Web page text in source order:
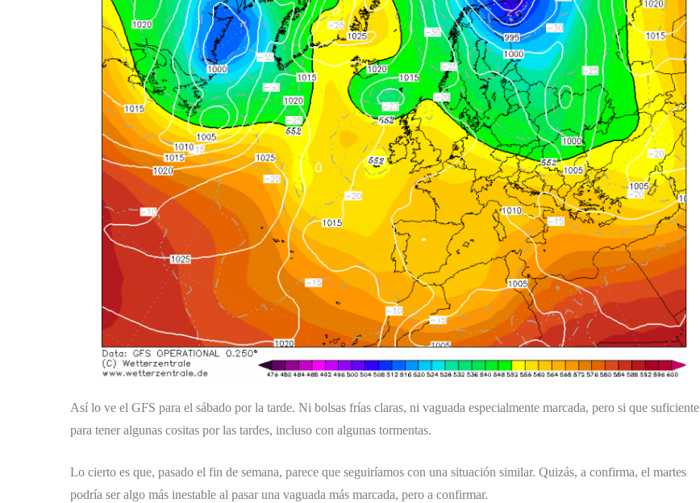
Así lo ve el GFS para el sábado por la tarde. Ni bolsas frías claras, ni vaguada especialmente marcada, pero si que suficiente
para tener algunas cositas por las tardes, incluso con algunas tormentas.
Lo cierto es que, pasado el fin de semana, parece que seguiríamos con una situación similar. Quizás, a confirma, el martes
podría ser algo más inestable al pasar una vaguada más marcada, pero a confirmar.